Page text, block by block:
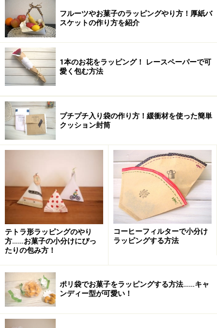
薄く光沢があり、食品を包む時に使います。
■新聞紙
外国の新聞がおすすめ。袋を作ったり、飾りの素材とし
て使います。
■おりがみ
袋を作ったり、飾りの素材として使います。
■紙ナプキン
小さく不定形のものを包むときに包装紙のかわりに使い
【関連記事】
箱に巻くリボンの結び方！ 十字結び・斜めがけでラ
ッピングを素敵に
グラスのラッピングやり方！ プチプチ梱包材で可愛
くする方法
み）の包み方
包装紙の包み方のコツ！斜め包み／デパート包みの
ラッピングの仕方
花束の包み方！簡単ラッピングでおしゃれなブーケ
フルーツやお菓子のラッピングやり方！厚紙バ
スケットの作り方を紹介
1本のお花をラッピング！ レースペーパーで可
愛く包む方法
プチプチ入り袋の作り方！緩衝材を使った簡単
クッション封筒
テトラ形ラッピングのやり
方……お菓子の小分けにぴっ
たりの包み方！
コーヒーフィルターで小分け
ラッピングする方法
ポリ袋でお菓子をラッピングする方法……キャ
ンディー型が可愛い！